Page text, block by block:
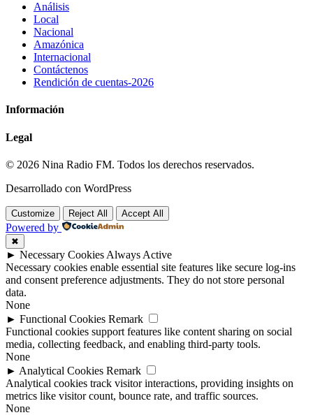
Análisis
Local
Nacional
Amazónica
Internacional
Contáctenos
Rendición de cuentas-2026
Información
Legal
© 2026 Nina Radio FM. Todos los derechos reservados.
Desarrollado con WordPress
Customize Reject All Accept All
Powered by
✖
► Necessary Cookies Always Active
Necessary cookies enable essential site features like secure log-ins
and consent preference adjustments. They do not store personal
data.
None
► Functional Cookies Remark
Functional cookies support features like content sharing on social
media, collecting feedback, and enabling third-party tools.
None
► Analytical Cookies Remark
Analytical cookies track visitor interactions, providing insights on
metrics like visitor count, bounce rate, and traffic sources.
None